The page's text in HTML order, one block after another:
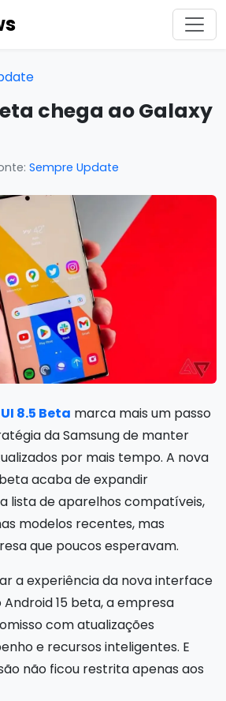
chega ao Galaxy
Sempre Update
8.5 Beta marca mais um passo
da Samsung de manter
por mais tempo. A nova
acaba de expandir
lista de aparelhos compatíveis,
modelos recentes, mas
que poucos esperavam.
a experiência da nova interface
15 beta, a empresa
com atualizações
e recursos inteligentes. E
não ficou restrita apenas aos